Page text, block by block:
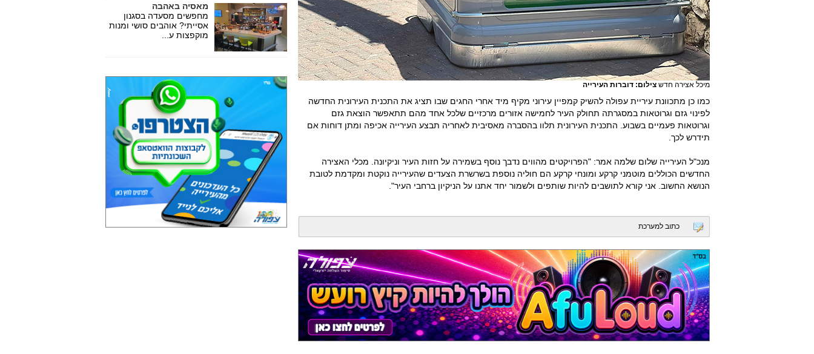
מיכל אצירה חדש צילום: דוברות העירייה
כמו כן מתכוונת עיריית עפולה להשיק קמפיין עירוני מקיף מיד אחרי החגים שבו תציג את התכנית העירונית החדשה
לפינוי גזם וגרוטאות במסגרתה תחולק העיר לחמישה אזורים מרכזיים שלכל אחד מהם תתאפשר הוצאת גזם
וגרוטאות פעמיים בשבוע. התכנית העירונית תלוו בהסברה מאסיבית לאחריה תבצע העירייה אכיפה ומתן דוחות אם
תידרש לכך.
מנכ"ל העירייה שלום שלמה אמר: "הפרויקטים מהווים נדבך נוסף בשמירה על חזות העיר וניקיונה. מכלי האצירה
החדשים הכוללים מוטמני קרקע ומונחי קרקע הם חוליה נוספת בשרשרת הצעדים שהעירייה נוקטת ומקדמת לטובת
הנושא החשוב. אני קורא לתושבים להיות שותפים ולשמור יחד אתנו על הניקיון ברחבי העיר".
כתוב למערכת
מאסיה באהבה
מחפשים מסעדה בסגנון
אסייתי? אוהבים סושי ומנות
מוקפצות ע...